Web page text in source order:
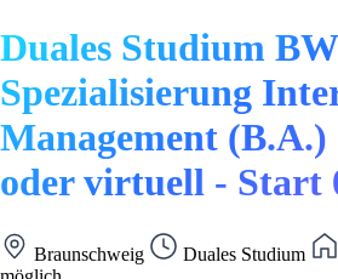
Duales Studium
Spezialisierung
Management (B.A.)
oder virtuell - Start
Braunschweig Duales Studium